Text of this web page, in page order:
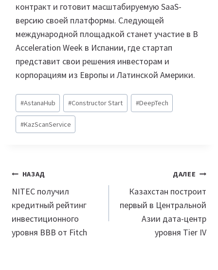
контракт и готовит масштабируемую SaaS-
версию своей платформы. Следующей
международной площадкой станет участие в B
Acceleration Week в Испании, где стартап
представит свои решения инвесторам и
корпорациям из Европы и Латинской Америки.
Метки
записи:
#AstanaHub #Constructor Start #DeepTech
#KazScanService
Навигация
по
записям
НАЗАД
NITEC получил
кредитный рейтинг
инвестиционного
уровня BBB от Fitch
ДАЛЕЕ
Казахстан построит
первый в Центральной
Азии дата-центр
уровня Tier IV